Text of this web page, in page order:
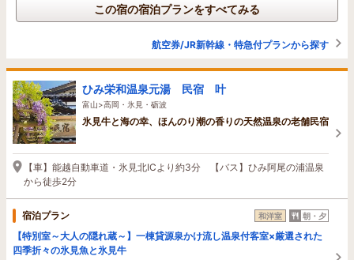
この宿の宿泊プランをすべてみる
航空券/JR新幹線・特急付プランから探す
ひみ栄和温泉元湯 民宿 叶
富山>高岡・氷見・砺波
氷見牛と海の幸、ほんのり潮の香りの天然温泉の老舗民宿
【車】能越自動車道・氷見北ICより約3分 【バス】ひみ阿尾の浦温泉
から徒歩2分
宿泊プラン 和洋室 朝・夕
【特別室～大人の隠れ蔵～】一棟貸源泉かけ流し温泉付客室×厳選された
四季折々の氷見魚と氷見牛